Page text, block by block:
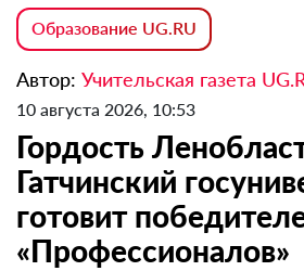
Образование UG.RU
Автор: Учительская газета
10 августа 2026, 10:53
Гордость
Гатчинский
готовит
«Профессионалов»